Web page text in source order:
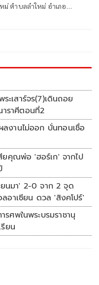
ม่ ตำบลลำใหม่ อำเภอ
เสาร์จร(7)เดินถอย
ราศีตอนที่2
งานไม่ออก บั่นทอนเชื่อ
ยคุณพ่อ 'ฮอร์เก' จากไป
ยนมา' 2-0 จาก 2 จุด
อาเซียน ดวล 'สิงคโปร์'
ศพในพระบรมราชานุ
รียน